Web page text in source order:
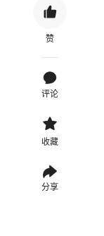
赞
评论
收藏
分享